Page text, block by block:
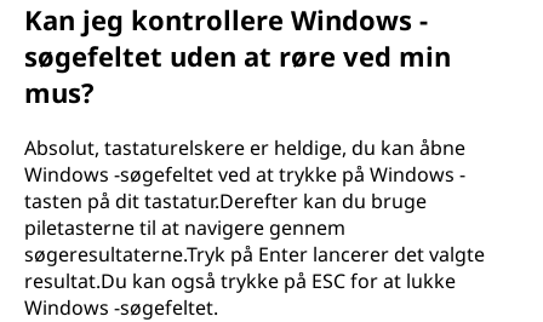
Kan jeg kontrollere Windows -
søgefeltet uden at røre ved min
mus?
Absolut, tastaturelskere er heldige, du kan åbne
Windows -søgefeltet ved at trykke på Windows -
tasten på dit tastatur.Derefter kan du bruge
piletasterne til at navigere gennem
søgeresultaterne.Tryk på Enter lancerer det valgte
resultat.Du kan også trykke på ESC for at lukke
Windows -søgefeltet.